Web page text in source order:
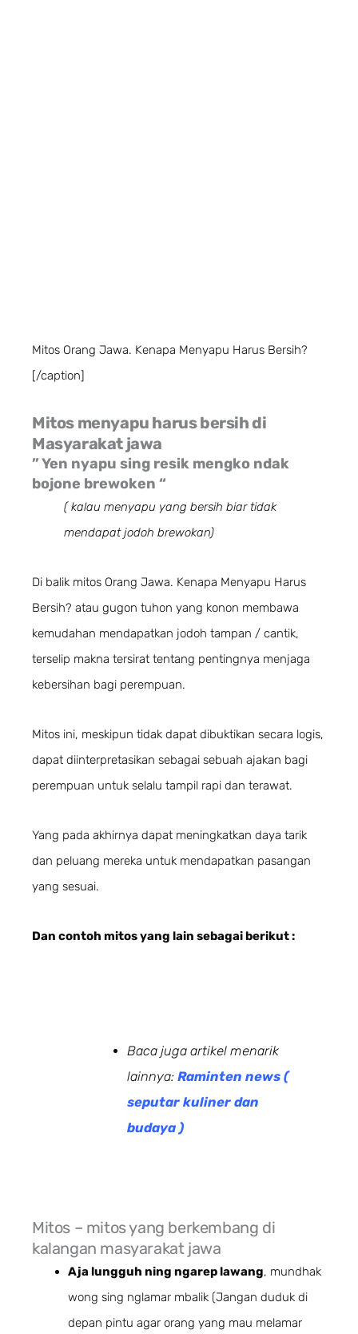
Mitos Orang Jawa. Kenapa Menyapu Harus Bersih?
[/caption]
Mitos menyapu harus bersih di
Masyarakat jawa
” Yen nyapu sing resik mengko ndak
bojone brewoken “
( kalau menyapu yang bersih biar tidak
mendapat jodoh brewokan)
Di balik mitos Orang Jawa. Kenapa Menyapu Harus
Bersih? atau gugon tuhon yang konon membawa
kemudahan mendapatkan jodoh tampan / cantik,
terselip makna tersirat tentang pentingnya menjaga
kebersihan bagi perempuan.
Mitos ini, meskipun tidak dapat dibuktikan secara logis,
dapat diinterpretasikan sebagai sebuah ajakan bagi
perempuan untuk selalu tampil rapi dan terawat.
Yang pada akhirnya dapat meningkatkan daya tarik
dan peluang mereka untuk mendapatkan pasangan
yang sesuai.
Dan contoh mitos yang lain sebagai berikut :
Baca juga artikel menarik
lainnya: Raminten news (
seputar kuliner dan
budaya )
Mitos – mitos yang berkembang di
kalangan masyarakat jawa
Aja lungguh ning ngarep lawang, mundhak
wong sing nglamar mbalik (Jangan duduk di
depan pintu agar orang yang mau melamar